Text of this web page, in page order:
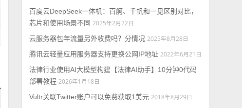
百度云DeepSeek一体机：百舸、千帆和一见区别对比，
芯片和使用场景不同 2025年2月22日
云服务器包年流量另外收费吗？分情况 2025年8月28日
腾讯云轻量应用服务器支持更换公网IP地址 2022年6月21日
法律行业使用AI大模型构建【法律AI助手】10分钟0代码
部署教程 2026年1月18日
Vultr关联Twitter账户可以免费获取1美元 2018年8月29日